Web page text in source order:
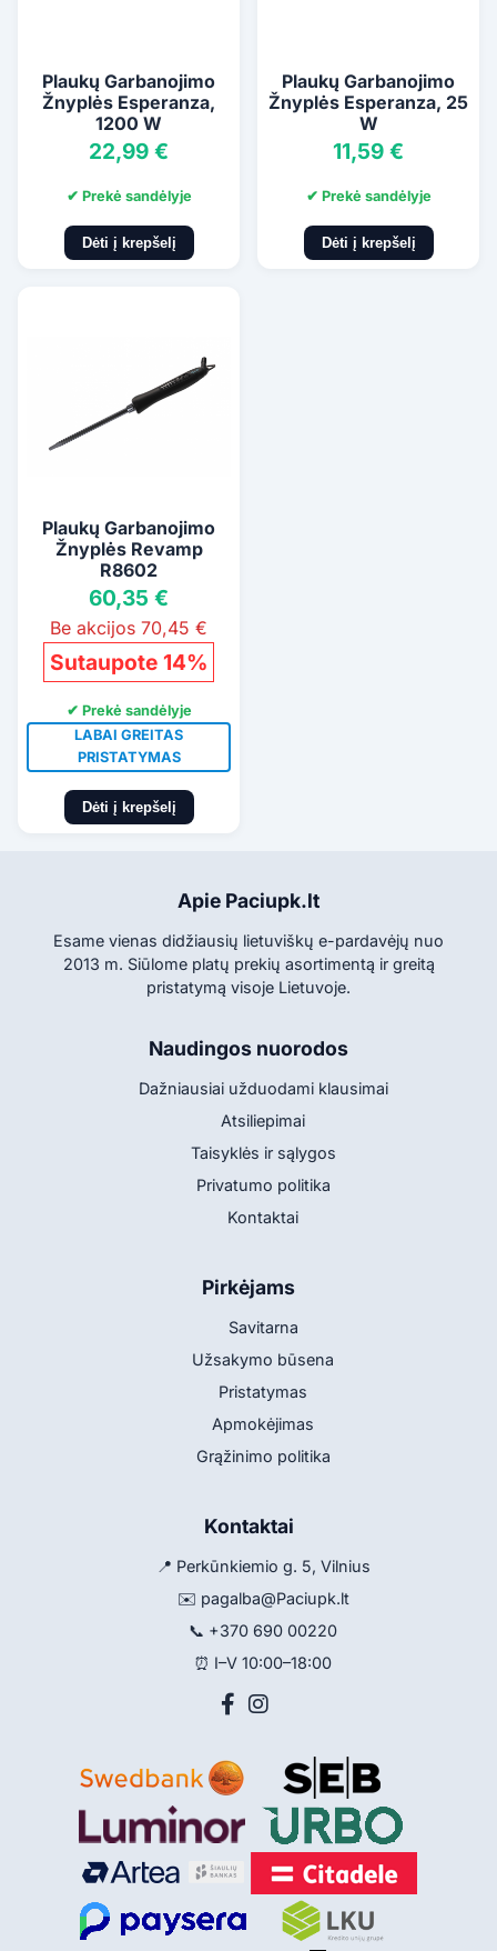
Plaukų Garbanojimo
Žnyplės Esperanza,
1200 W
22,99 €
✔ Prekė sandėlyje
Dėti į krepšelį
Plaukų Garbanojimo
Žnyplės Esperanza, 25
W
11,59 €
✔ Prekė sandėlyje
Dėti į krepšelį
Plaukų Garbanojimo
Žnyplės Revamp
R8602
60,35 €
Be akcijos 70,45 €
Sutaupote 14%
✔ Prekė sandėlyje
LABAI GREITAS
PRISTATYMAS
Dėti į krepšelį
Apie Paciupk.lt
Esame vienas didžiausių lietuviškų e-pardavėjų nuo
2013 m. Siūlome platų prekių asortimentą ir greitą
pristatymą visoje Lietuvoje.
Naudingos nuorodos
Dažniausiai užduodami klausimai
Atsiliepimai
Taisyklės ir sąlygos
Privatumo politika
Kontaktai
Pirkėjams
Savitarna
Užsakymo būsena
Pristatymas
Apmokėjimas
Grąžinimo politika
Kontaktai
📍 Perkūnkiemio g. 5, Vilnius
✉️ pagalba@Paciupk.lt
📞 +370 690 00220
⏰ I–V 10:00–18:00